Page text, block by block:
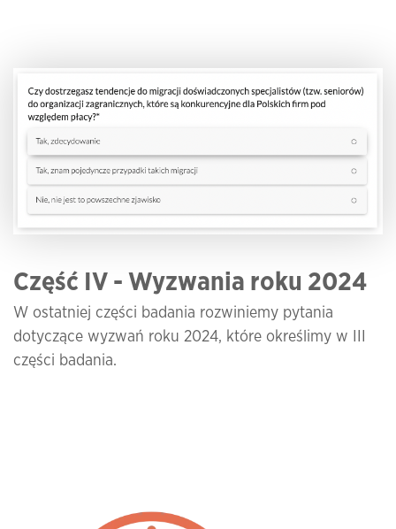
Część IV - Wyzwania roku 2024
W ostatniej części badania rozwiniemy pytania
dotyczące wyzwań roku 2024, które określimy w III
części badania.